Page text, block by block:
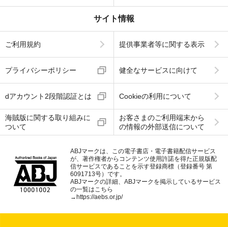
サイト情報
ご利用規約 提供事業者等に関する表示
プライバシーポリシー 健全なサービスに向けて
dアカウント2段階認証とは Cookieの利用について
海賊版に関する取り組みに
ついて
お客さまのご利用端末から
の情報の外部送信について
ABJマークは、この電子書店・電子書籍配信サービス
が、著作権者からコンテンツ使用許諾を得た正規版配
信サービスであることを示す登録商標（登録番号 第
6091713号）です。
ABJマークの詳細、ABJマークを掲示しているサービス
の一覧はこちら
→ https://aebs.or.jp/